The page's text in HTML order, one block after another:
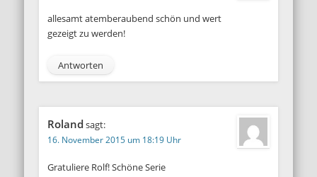
allesamt atemberaubend schön und wert
gezeigt zu werden!
Antworten
Roland sagt:
16. November 2015 um 18:19 Uhr
Gratuliere Rolf! Schöne Serie